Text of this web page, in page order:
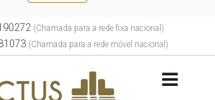
(Chamada para a rede fixa nacional)
(Chamada para a rede móvel nacional)